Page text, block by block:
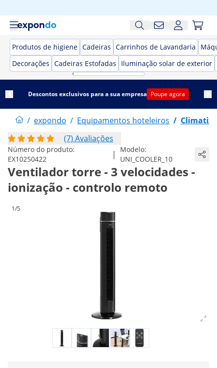
Produtos de higiene Cadeiras Carrinhos de Lavandaria
Decorações Cadeiras Estofadas Iluminação solar de exterior
Descontos exclusivos para a sua empresa Poupe agora
/ expondo / Equipamentos hoteleiros /
(7) Avaliações
Número do produto:
EX10250422
|
Modelo:
UNI_COOLER_10
Ventilador torre - 3 velocidades -
ionização - controlo remoto
1/5